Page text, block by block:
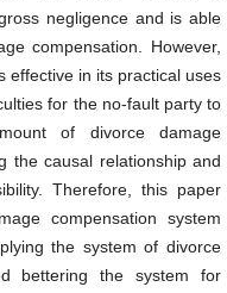
negligence and is able
compensation. However,
effective in its practical uses
for the no-fault party to
of divorce damage
the causal relationship and
Therefore, this paper
compensation system
the system of divorce
bettering the system for